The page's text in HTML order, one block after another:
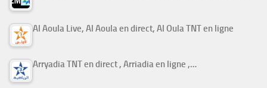
Al Aoula Live, Al Aoula en direct, Al Oula TNT en ligne
Arryadia TNT en direct , Arriadia en ligne ,…